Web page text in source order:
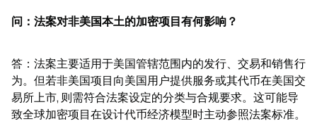
问：法案对非美国本土的加密项目有何影响？
答：法案主要适用于美国管辖范围内的发行、交易和销售行
为。但若非美国项目向美国用户提供服务或其代币在美国交
易所上市, 则需符合法案设定的分类与合规要求。这可能导
致全球加密项目在设计代币经济模型时主动参照法案标准。